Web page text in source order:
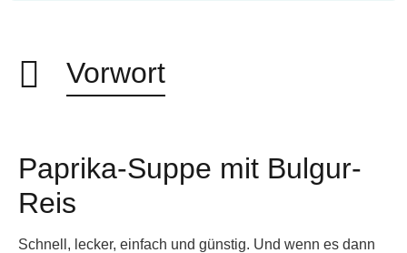
Vorwort
Paprika-Suppe mit Bulgur-
Reis
Schnell, lecker, einfach und günstig. Und wenn es dann